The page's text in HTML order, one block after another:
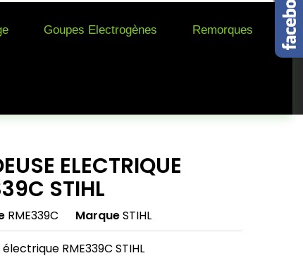
Goupes Electrogènes Remorques
ELECTRIQUE
STIHL
RME339C MarqueSTIHL
RME339C STIHL